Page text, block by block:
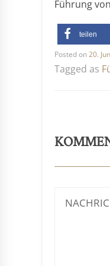
Führung
teilen
Posted on20.
Tagged as